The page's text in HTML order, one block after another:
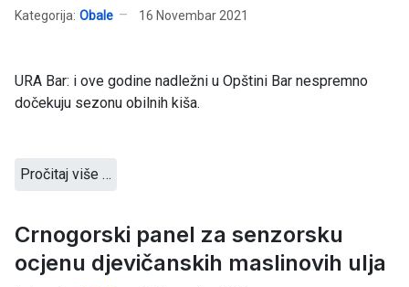
Kategorija: Obale 16 Novembar 2021
URA Bar: i ove godine nadležni u Opštini Bar nespremno
dočekuju sezonu obilnih kiša.
Pročitaj više …
Crnogorski panel za senzorsku
ocjenu djevičanskih maslinovih ulja